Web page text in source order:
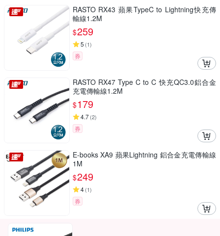
RASTO RX43 蘋果TypeC to Lightning快充傳
輸線1.2M
$259
5 (1)
券
RASTO RX47 Type C to C 快充QC3.0鋁合金
充電傳輸線1.2M
$179
4.7(2)
券
E-books XA9 蘋果Lightning 鋁合金充電傳輸線
1M
$249
4(1)
券